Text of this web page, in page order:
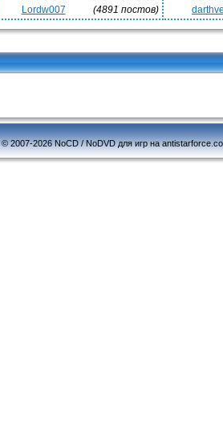
Lordw007
(4891 постов)
© 2007-2026 NoCD / NoDVD для игр на